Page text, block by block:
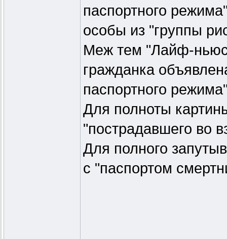
паспортного
особы из "группы
Меж тем "Лайф-
гражданка
паспортного
Для полноты
"пострадавшего во
Для полного
с "паспортом